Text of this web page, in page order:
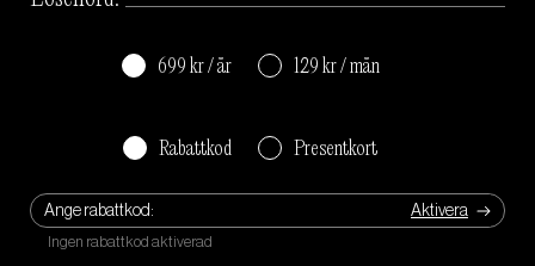
699 kr / år 129 kr / mån
Rabattkod Presentkort
Ange rabattkod: